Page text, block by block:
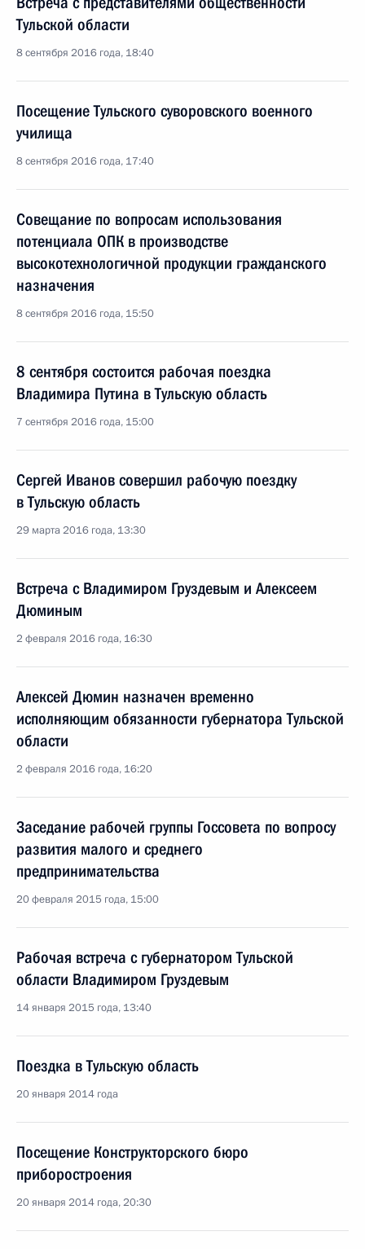
Тульской области
8 сентября 2016 года, 18:40
Посещение Тульского суворовского военного
училища
8 сентября 2016 года, 17:40
Совещание по вопросам использования
потенциала ОПК в производстве
высокотехнологичной продукции гражданского
назначения
8 сентября 2016 года, 15:50
8 сентября состоится рабочая поездка
Владимира Путина в Тульскую область
7 сентября 2016 года, 15:00
Сергей Иванов совершил рабочую поездку
в Тульскую область
29 марта 2016 года, 13:30
Встреча с Владимиром Груздевым и Алексеем
Дюминым
2 февраля 2016 года, 16:30
Алексей Дюмин назначен временно
исполняющим обязанности губернатора Тульской
области
2 февраля 2016 года, 16:20
Заседание рабочей группы Госсовета по вопросу
развития малого и среднего
предпринимательства
20 февраля 2015 года, 15:00
Рабочая встреча с губернатором Тульской
области Владимиром Груздевым
14 января 2015 года, 13:40
Поездка в Тульскую область
20 января 2014 года
Посещение Конструкторского бюро
приборостроения
20 января 2014 года, 20:30